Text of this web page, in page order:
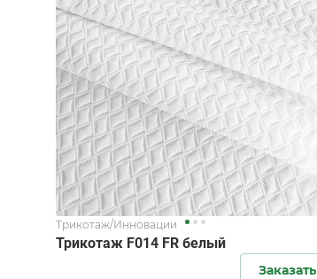
Трикотаж/Инновации
Трикотаж F014 FR белый
Заказать